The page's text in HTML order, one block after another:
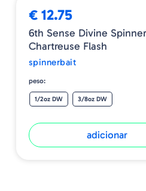
€ 12.75
6th Sense Divine
Chartreuse Flash
spinnerbait
peso:
1/2oz DW 3/8oz DW
adicionar